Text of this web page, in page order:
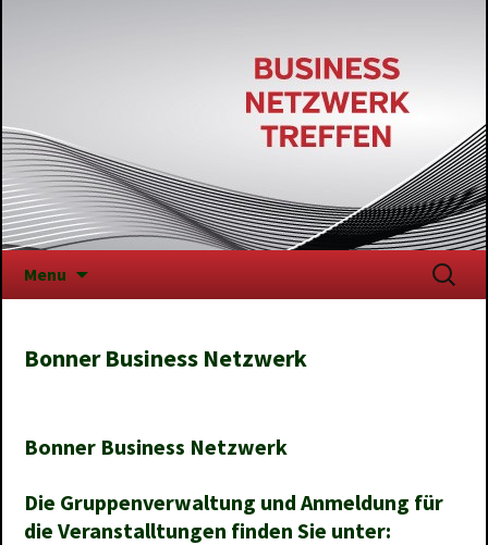
Menu
Suchen
nach:
Bonner Business Netzwerk
Bonner Business Netzwerk
Die Gruppenverwaltung und Anmeldung für
die Veranstalltungen finden Sie unter: